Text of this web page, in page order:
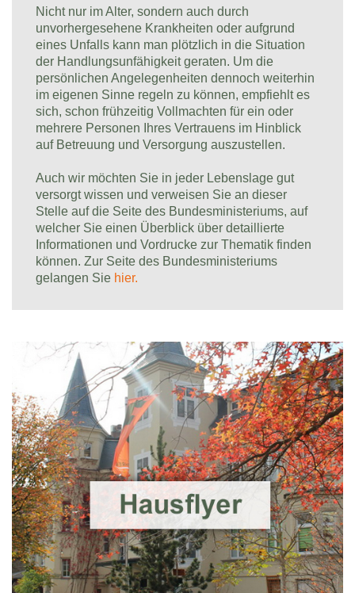
Nicht nur im Alter, sondern auch durch
unvorhergesehene Krankheiten oder aufgrund
eines Unfalls kann man plötzlich in die Situation
der Handlungsunfähigkeit geraten. Um die
persönlichen Angelegenheiten dennoch weiterhin
im eigenen Sinne regeln zu können, empfiehlt es
sich, schon frühzeitig Vollmachten für ein oder
mehrere Personen Ihres Vertrauens im Hinblick
auf Betreuung und Versorgung auszustellen.
Auch wir möchten Sie in jeder Lebenslage gut
versorgt wissen und verweisen Sie an dieser
Stelle auf die Seite des Bundesministeriums, auf
welcher Sie einen Überblick über detaillierte
Informationen und Vordrucke zur Thematik finden
können. Zur Seite des Bundesministeriums
gelangen Sie hier.